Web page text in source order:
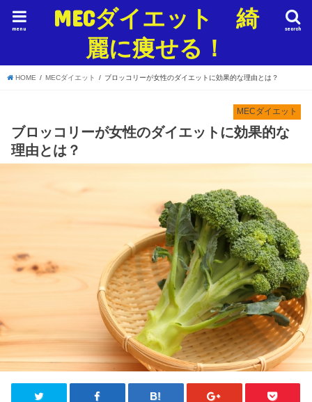
MECダイエット 綺
麗に痩せる！
search
menu
HOME MECダイエット ブロッコリーが女性のダイエットに効果的な理由とは？
MECダイエット
ブロッコリーが女性のダイエットに効果的な
理由とは？